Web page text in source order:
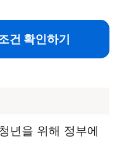
건 확인하기
년을 위해 정부에